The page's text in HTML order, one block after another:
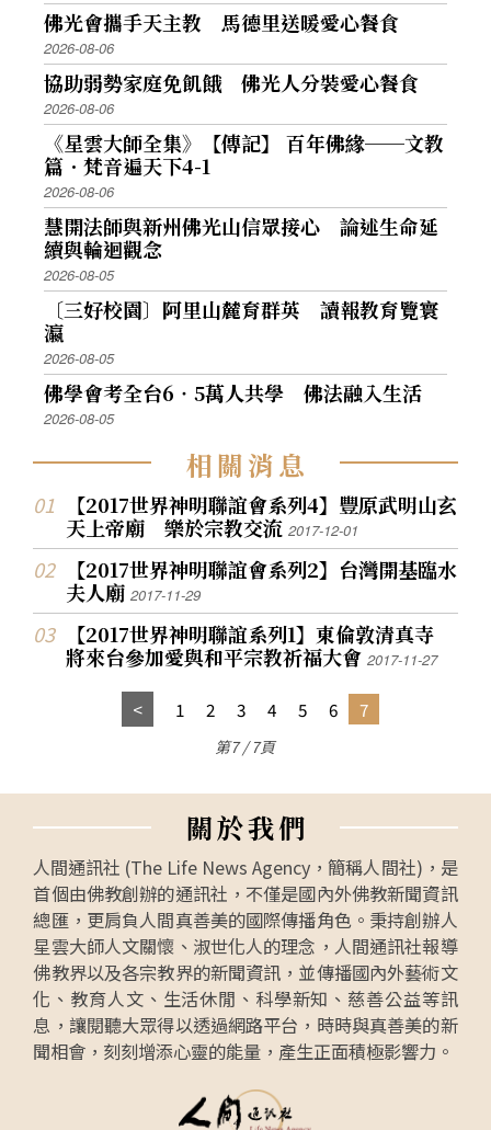
佛光會攜手天主教 馬德里送暖愛心餐食
2026-08-06
協助弱勢家庭免飢餓 佛光人分裝愛心餐食
2026-08-06
《星雲大師全集》【傳記】 百年佛緣──文教
篇．梵音遍天下4-1
2026-08-06
慧開法師與新州佛光山信眾接心 論述生命延
續與輪迴觀念
2026-08-05
〔三好校園〕阿里山麓育群英 讀報教育覽寰
瀛
2026-08-05
佛學會考全台6‧5萬人共學 佛法融入生活
2026-08-05
相關消息
【2017世界神明聯誼會系列4】豐原武明山玄
天上帝廟 樂於宗教交流2017-12-01
【2017世界神明聯誼會系列2】台灣開基臨水
夫人廟2017-11-29
【2017世界神明聯誼系列1】東倫敦清真寺
將來台參加愛與和平宗教祈福大會2017-11-27
1 2 3 4 5 6 7
第7 / 7頁
關於我們
人間通訊社 (The Life News Agency，簡稱人間社)，是
首個由佛教創辦的通訊社，不僅是國內外佛教新聞資訊
總匯，更肩負人間真善美的國際傳播角色。秉持創辦人
星雲大師人文關懷、淑世化人的理念，人間通訊社報導
佛教界以及各宗教界的新聞資訊，並傳播國內外藝術文
化、教育人文、生活休閒、科學新知、慈善公益等訊
息，讓閱聽大眾得以透過網路平台，時時與真善美的新
聞相會，刻刻增添心靈的能量，產生正面積極影響力。